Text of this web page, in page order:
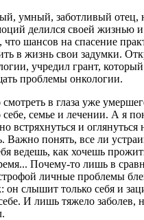
умный, заботливый отец,
делился своей жизнью
шансов на спасение
в жизнь свои задумки.
учредил грант,
проблемы онкологии.
в глаза уже
семье и лечении. А я
встряхнуться и оглянуться
Важно понять, все ли
ведешь, как хочешь
Почему-то лишь в
личные проблемы
он слышит только себя и
И лишь тяжело заболев,